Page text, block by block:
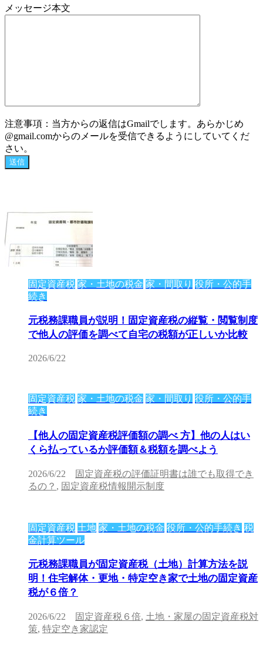
メッセージ本文
注意事項：当方からの返信はGmailでします。あらかじめ
@gmail.comからのメールを受信できるようにしていてくだ
さい。
固定資産税 家・土地の税金 家・間取り 役所・公的手
続き
元税務課職員が説明！固定資産税の縦覧・閲覧制度
で他人の評価を調べて自宅の税額が正しいか比較
2026/6/22
固定資産税 家・土地の税金 家・間取り 役所・公的手
続き
【他人の固定資産税評価額の調べ 方】他の人はい
くら払っているか評価額＆税額を調べよう
2026/6/22
固定資産税の評価証明書は誰でも取得でき
るの？ , 固定資産税情報開示制度
固定資産税 土地 家・土地の税金 役所・公的手続き 税
金計算ツール
元税務課職員が固定資産税（土地）計算方法を説
明！住宅解体・更地・特定空き家で土地の固定資産
税が６倍？
2026/6/22 固定資産税６倍, 土地・家屋の固定資産税対
策, 特定空き家認定